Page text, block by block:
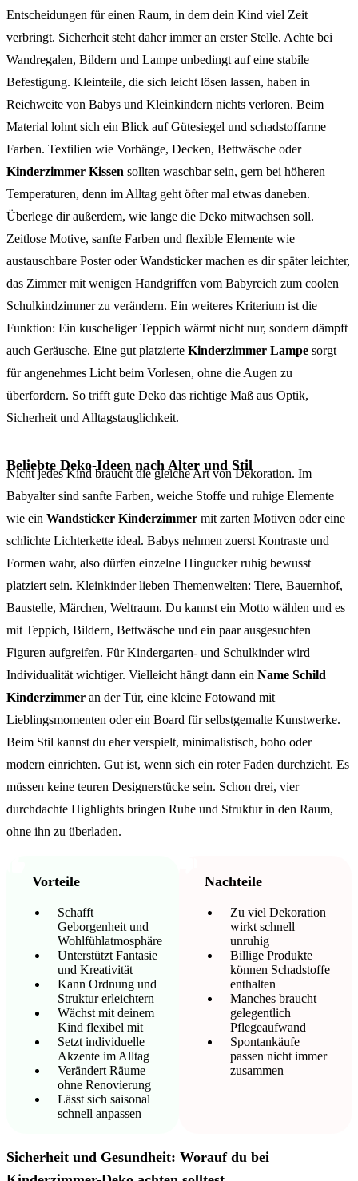
Entscheidungen für einen Raum, in dem dein Kind viel Zeit
verbringt. Sicherheit steht daher immer an erster Stelle. Achte bei
Wandregalen, Bildern und Lampe unbedingt auf eine stabile
Befestigung. Kleinteile, die sich leicht lösen lassen, haben in
Reichweite von Babys und Kleinkindern nichts verloren. Beim
Material lohnt sich ein Blick auf Gütesiegel und schadstoffarme
Farben. Textilien wie Vorhänge, Decken, Bettwäsche oder
Kinderzimmer Kissen sollten waschbar sein, gern bei höheren
Temperaturen, denn im Alltag geht öfter mal etwas daneben.
Überlege dir außerdem, wie lange die Deko mitwachsen soll.
Zeitlose Motive, sanfte Farben und flexible Elemente wie
austauschbare Poster oder Wandsticker machen es dir später leichter,
das Zimmer mit wenigen Handgriffen vom Babyreich zum coolen
Schulkindzimmer zu verändern. Ein weiteres Kriterium ist die
Funktion: Ein kuscheliger Teppich wärmt nicht nur, sondern dämpft
auch Geräusche. Eine gut platzierte Kinderzimmer Lampe sorgt
für angenehmes Licht beim Vorlesen, ohne die Augen zu
überfordern. So trifft gute Deko das richtige Maß aus Optik,
Sicherheit und Alltagstauglichkeit.
Beliebte Deko-Ideen nach Alter und Stil
Nicht jedes Kind braucht die gleiche Art von Dekoration. Im
Babyalter sind sanfte Farben, weiche Stoffe und ruhige Elemente
wie ein Wandsticker Kinderzimmer mit zarten Motiven oder eine
schlichte Lichterkette ideal. Babys nehmen zuerst Kontraste und
Formen wahr, also dürfen einzelne Hingucker ruhig bewusst
platziert sein. Kleinkinder lieben Themenwelten: Tiere, Bauernhof,
Baustelle, Märchen, Weltraum. Du kannst ein Motto wählen und es
mit Teppich, Bildern, Bettwäsche und ein paar ausgesuchten
Figuren aufgreifen. Für Kindergarten- und Schulkinder wird
Individualität wichtiger. Vielleicht hängt dann ein Name Schild
Kinderzimmer an der Tür, eine kleine Fotowand mit
Lieblingsmomenten oder ein Board für selbstgemalte Kunstwerke.
Beim Stil kannst du eher verspielt, minimalistisch, boho oder
modern einrichten. Gut ist, wenn sich ein roter Faden durchzieht. Es
müssen keine teuren Designerstücke sein. Schon drei, vier
durchdachte Highlights bringen Ruhe und Struktur in den Raum,
ohne ihn zu überladen.
Vorteile
Schafft
Geborgenheit und
Wohlfühlatmosphäre
Unterstützt Fantasie
und Kreativität
Kann Ordnung und
Struktur erleichtern
Wächst mit deinem
Kind flexibel mit
Setzt individuelle
Akzente im Alltag
Verändert Räume
ohne Renovierung
Lässt sich saisonal
schnell anpassen
Nachteile
Zu viel Dekoration
wirkt schnell
unruhig
Billige Produkte
können Schadstoffe
enthalten
Manches braucht
gelegentlich
Pflegeaufwand
Spontankäufe
passen nicht immer
zusammen
Sicherheit und Gesundheit: Worauf du bei